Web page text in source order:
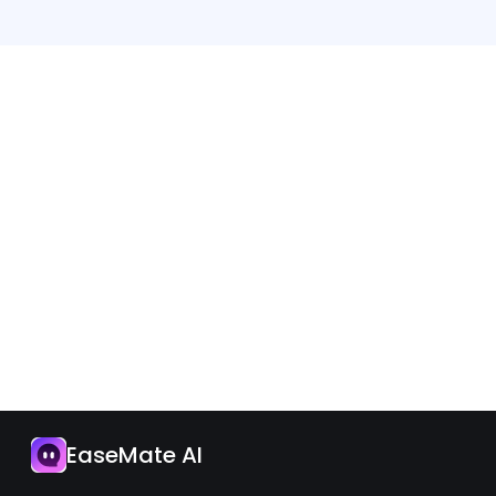
App
I-upgrade Ngayon
EaseMate AI